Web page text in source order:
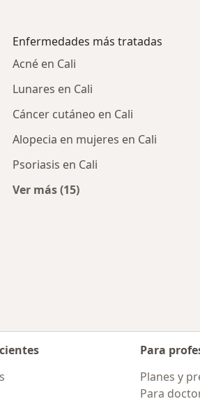
Enfermedades más tratadas
Acné en Cali
Lunares en Cali
Cáncer cutáneo en Cali
Alopecia en mujeres en Cali
Psoriasis en Cali
Ver más (15)
Más en esta categoría:
Para
Planes y
Para